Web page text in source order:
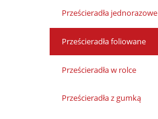
Prześcieradła jednorazowe
Prześcieradła foliowane
Prześcieradła w rolce
Prześcieradła z gumką